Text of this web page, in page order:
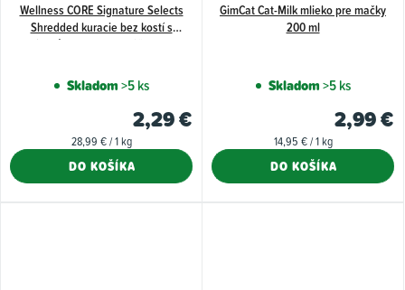
Wellness CORE Signature Selects
Shredded kuracie bez kostí s
príchuťou morky v omáčke 79 g
Skladom>5 ks
2,29 €
Jednotková
28,99 € / 1 kg
DO KOŠÍKA
GimCat Cat-Milk mlieko pre mačky
200 ml
Skladom>5 ks
2,99 €
Jednotková
14,95 € / 1 kg
DO KOŠÍKA